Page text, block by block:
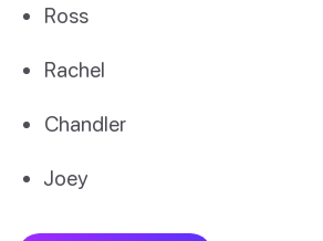
Ross
Rachel
Chandler
Joey